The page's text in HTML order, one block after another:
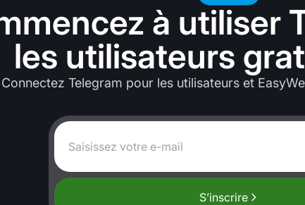
à utiliser
les utilisateurs
Connectez Telegram pour les utilisateurs et
S’inscrire